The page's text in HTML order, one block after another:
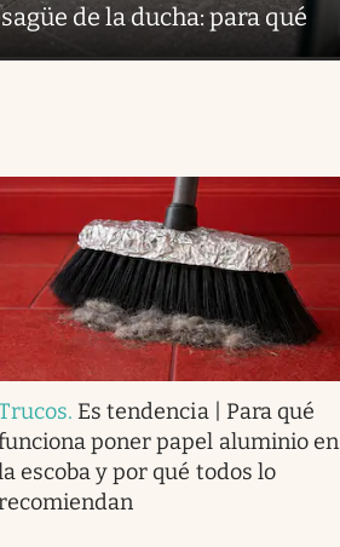
de la ducha: para qué
. Es tendencia | Para qué
poner papel aluminio en
escoba y por qué todos lo